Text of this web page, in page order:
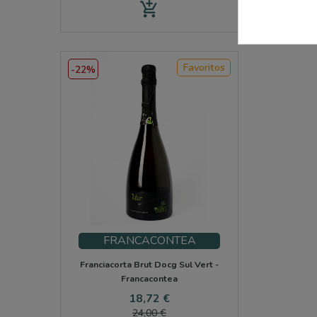
add_shopping_cart
FRANCACONTEA
Franciacorta Brut Docg Sul Vert -
Francacontea
Preço
18,72 €Preço
24,00 €
Favoritos
-22%